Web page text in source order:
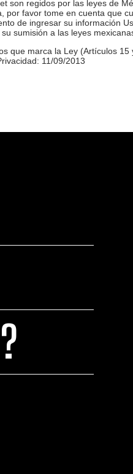
son regidos por las leyes de
por favor tome en cuenta que
de ingresar su información
sumisión a las leyes
que marca la Ley (Artículos 15
11/09/2013